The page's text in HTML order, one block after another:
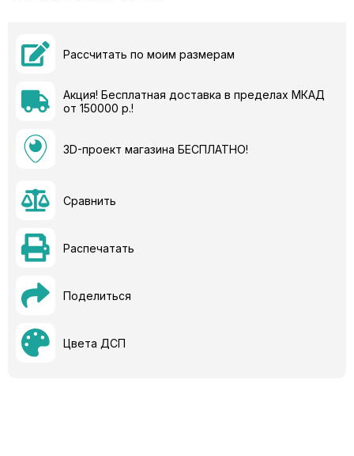
Рассчитать по моим размерам
Акция! Бесплатная доставка в пределах МКАД
от 150000 р.!
3D-проект магазина БЕСПЛАТНО!
Сравнить
Распечатать
Поделиться
Цвета ДСП